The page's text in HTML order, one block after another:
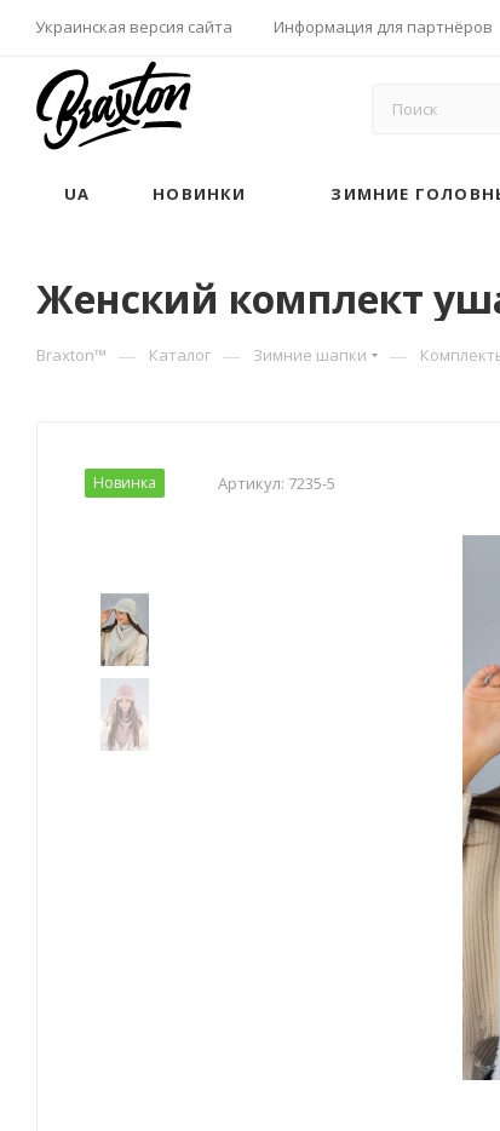
Украинская версия сайта Информация для партнёров
UA НОВИНКИ ЗИМНИЕ
Женский комплект
Braxton™ — Каталог — Зимние шапки —
Новинка Артикул: 7235-5